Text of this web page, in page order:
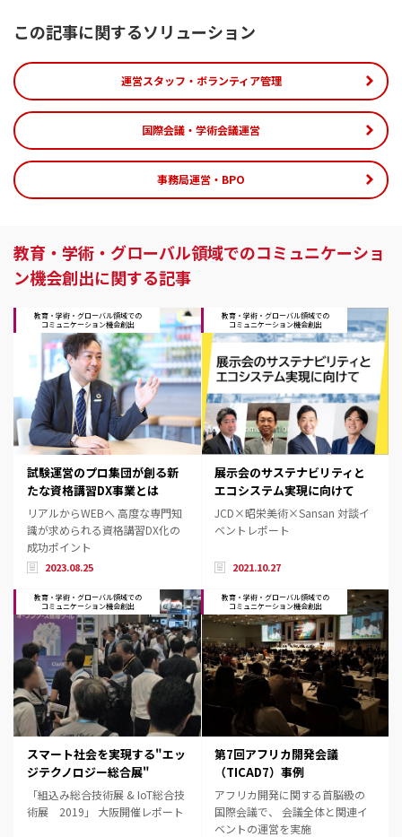
この記事に関するソリューション
運営スタッフ・ボランティア管理
国際会議・学術会議運営
事務局運営・BPO
教育・学術・グローバル領域でのコミュニケーショ
ン機会創出に関する記事
教育・学術・グローバル領域での
コミュニケーション機会創出
試験運営のプロ集団が創る新
たな資格講習DX事業とは
リアルからWEBへ 高度な専門知
識が求められる資格講習DX化の
成功ポイント
2023.08.25
教育・学術・グローバル領域での
コミュニケーション機会創出
展示会のサステナビリティと
エコシステム実現に向けて
JCD×昭栄美術×Sansan 対談イ
ベントレポート
2021.10.27
教育・学術・グローバル領域での
コミュニケーション機会創出
スマート社会を実現する"エッ
ジテクノロジー総合展"
「組込み総合技術展 & IoT総合技
術展 2019」 大阪開催レポート
教育・学術・グローバル領域での
コミュニケーション機会創出
第7回アフリカ開発会議
（TICAD7）事例
アフリカ開発に関する首脳級の
国際会議で、 会議全体と関連イ
ベントの運営を実施